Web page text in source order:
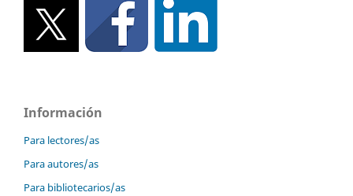
Información
Para lectores/as
Para autores/as
Para bibliotecarios/as